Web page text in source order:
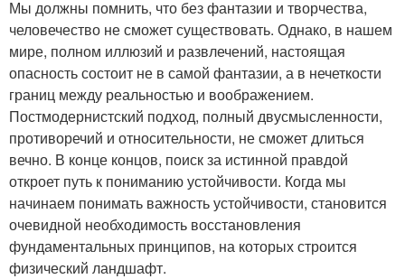
Мы должны помнить, что без фантазии и творчества,
человечество не сможет существовать. Однако, в нашем
мире, полном иллюзий и развлечений, настоящая
опасность состоит не в самой фантазии, а в нечеткости
границ между реальностью и воображением.
Постмодернистский подход, полный двусмысленности,
противоречий и относительности, не сможет длиться
вечно. В конце концов, поиск за истинной правдой
откроет путь к пониманию устойчивости. Когда мы
начинаем понимать важность устойчивости, становится
очевидной необходимость восстановления
фундаментальных принципов, на которых строится
физический ландшафт.